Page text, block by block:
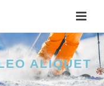
ALIQUET